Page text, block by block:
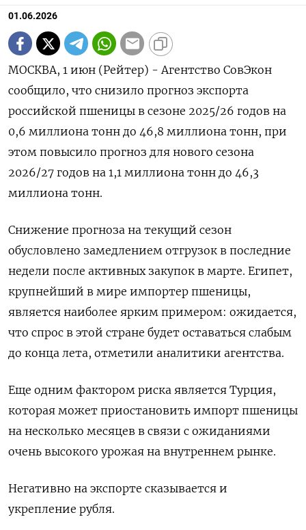
01.06.2026
МОСКВА, 1 июн (Рейтер) - Агентство СовЭкон
сообщило, что снизило прогноз экспорта
российской пшеницы в сезоне 2025/26 годов на
‌0,6 миллиона тонн до 46,8 миллиона тонн, при
этом повысило прогноз для нового сезона
2026/27 годов ​на 1,1 миллиона тонн ​до ​46,3
миллиона тонн.
Снижение ⁠прогноза на текущий сезон
‌обусловлено замедлением отгрузок в последние
‌недели после активных закупок в марте. Египет,
крупнейший в ​мире импортер пшеницы,
является наиболее ярким ‌примером: ожидается,
что спрос в этой ​стране будет оставаться слабым
до конца лета, отметили ‌аналитики агентства.
Еще одним фактором риска является Турция,
которая может приостановить импорт пшеницы
на ​несколько месяцев ​в связи ‌с ожиданиями
очень высокого урожая на внутреннем рынке.
Негативно ​на экспорте сказывается и
укрепление рубля.